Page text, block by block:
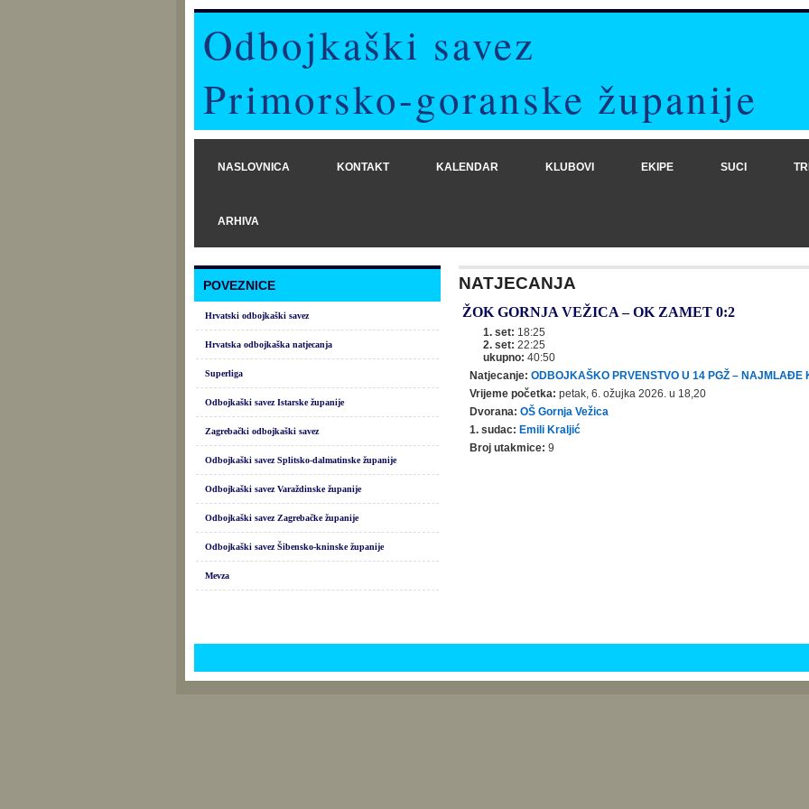
Odbojkaški savez
Primorsko-goranske županije
NASLOVNICA KONTAKT KALENDAR KLUBOVI EKIPE SUCI
ARHIVA
POVEZNICE
Hrvatski odbojkaški savez
Hrvatska odbojkaška natjecanja
Superliga
Odbojkaški savez Istarske županije
Zagrebački odbojkaški savez
Odbojkaški savez Splitsko-dalmatinske županije
Odbojkaški savez Varaždinske županije
Odbojkaški savez Zagrebačke županije
Odbojkaški savez Šibensko-kninske županije
Mevza
NATJECANJA
ŽOK GORNJA VEŽICA–OK ZAMET0:2
1. set: 18:25
2. set: 22:25
ukupno: 40:50
Natjecanje: ODBOJKAŠKO PRVENSTVO U 14 PGŽ – NAJMLAĐE
Vrijeme početka: petak, 6. ožujka 2026. u 18,20
Dvorana: OŠ Gornja Vežica
1. sudac: Emili Kraljić
Broj utakmice: 9